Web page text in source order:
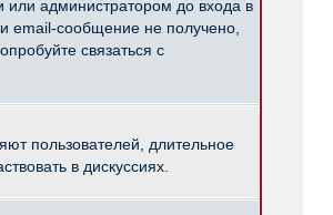
или администратором до входа в
email-сообщение не получено,
связаться с
пользователей, длительное
в дискуссиях.